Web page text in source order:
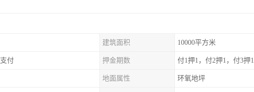
建筑面积 10000平方米
付 押金期数 付1押1，付2押1，付3押1
地面属性 环氧地坪